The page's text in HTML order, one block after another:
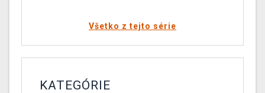
Všetko z tejto série
KATEGÓRIE